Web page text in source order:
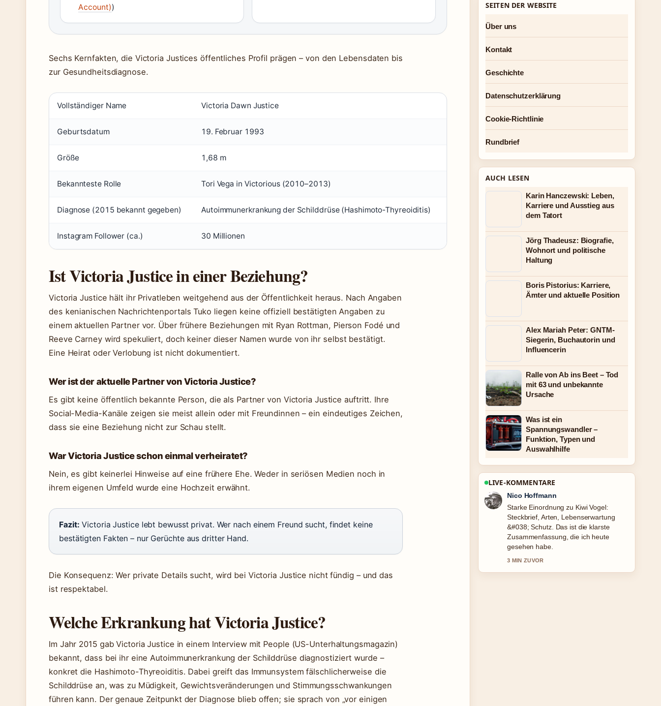
Account))
Sechs Kernfakten, die Victoria Justices öffentliches Profil prägen – von den Lebensdaten bis
zur Gesundheitsdiagnose.
Vollständiger Name Victoria Dawn Justice
Geburtsdatum 19. Februar 1993
Größe 1,68 m
Bekannteste Rolle Tori Vega in Victorious (2010–2013)
Diagnose (2015 bekannt gegeben) Autoimmunerkrankung der Schilddrüse (Hashimoto-Thyreoiditis)
Instagram Follower (ca.) 30 Millionen
Ist Victoria Justice in einer Beziehung?
Victoria Justice hält ihr Privatleben weitgehend aus der Öffentlichkeit heraus. Nach Angaben
des kenianischen Nachrichtenportals Tuko liegen keine offiziell bestätigten Angaben zu
einem aktuellen Partner vor. Über frühere Beziehungen mit Ryan Rottman, Pierson Fodé und
Reeve Carney wird spekuliert, doch keiner dieser Namen wurde von ihr selbst bestätigt.
Eine Heirat oder Verlobung ist nicht dokumentiert.
Wer ist der aktuelle Partner von Victoria Justice?
Es gibt keine öffentlich bekannte Person, die als Partner von Victoria Justice auftritt. Ihre
Social-Media-Kanäle zeigen sie meist allein oder mit Freundinnen – ein eindeutiges Zeichen,
dass sie eine Beziehung nicht zur Schau stellt.
War Victoria Justice schon einmal verheiratet?
Nein, es gibt keinerlei Hinweise auf eine frühere Ehe. Weder in seriösen Medien noch in
ihrem eigenen Umfeld wurde eine Hochzeit erwähnt.
Fazit: Victoria Justice lebt bewusst privat. Wer nach einem Freund sucht, findet keine
bestätigten Fakten – nur Gerüchte aus dritter Hand.
Die Konsequenz: Wer private Details sucht, wird bei Victoria Justice nicht fündig – und das
ist respektabel.
Welche Erkrankung hat Victoria Justice?
Im Jahr 2015 gab Victoria Justice in einem Interview mit People (US-Unterhaltungsmagazin)
bekannt, dass bei ihr eine Autoimmunerkrankung der Schilddrüse diagnostiziert wurde –
konkret die Hashimoto-Thyreoiditis. Dabei greift das Immunsystem fälschlicherweise die
Schilddrüse an, was zu Müdigkeit, Gewichtsveränderungen und Stimmungsschwankungen
führen kann. Der genaue Zeitpunkt der Diagnose blieb offen; sie sprach von „vor einigen
SEITEN DER WEBSITE
Über uns
Kontakt
Geschichte
Datenschutzerklärung
Cookie-Richtlinie
Rundbrief
AUCH LESEN
Karin Hanczewski: Leben,
Karriere und Ausstieg aus
dem Tatort
Jörg Thadeusz: Biografie,
Wohnort und politische
Haltung
Boris Pistorius: Karriere,
Ämter und aktuelle Position
Alex Mariah Peter: GNTM-
Siegerin, Buchautorin und
Influencerin
Ralle von Ab ins Beet – Tod
mit 63 und unbekannte
Ursache
Was ist ein
Spannungswandler –
Funktion, Typen und
Auswahlhilfe
LIVE-KOMMENTARE
Hannah Weber
Verfolge Maia Mitchell: ADHS-
Diagnose, Beziehung und Projekte
2025 genau – schaetze den
ausgewogenen Ton hier.
5 MIN ZUVOR